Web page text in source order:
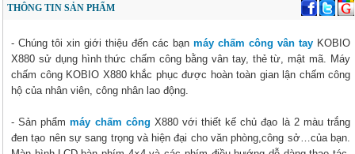
THÔNG TIN SẢN PHẨM
- Chúng tôi xin giới thiệu đến các bạn máy chấm công vân tay KOBIO
X880 sử dụng hình thức chấm công bằng vân tay, thẻ từ, mật mã. Máy
chấm công KOBIO X880 khắc phục được hoàn toàn gian lận chấm công
hộ của nhân viên, công nhân lao động.
- Sản phẩmmáy chấm công X880 với thiết kế chủ đạo là 2 màu trắng
đen tạo nên sự sang trọng và hiện đại cho văn phòng,công sở…của bạn.